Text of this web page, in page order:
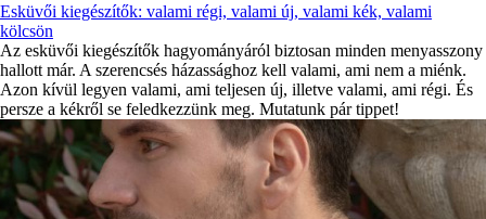
Esküvői kiegészítők: valami régi, valami új, valami kék, valami
kölcsön
Az esküvői kiegészítők hagyományáról biztosan minden menyasszony
hallott már. A szerencsés házassághoz kell valami, ami nem a miénk.
Azon kívül legyen valami, ami teljesen új, illetve valami, ami régi. És
persze a kékről se feledkezzünk meg. Mutatunk pár tippet!